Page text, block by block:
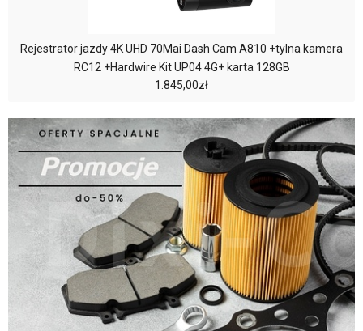
Rejestrator jazdy 4K UHD 70Mai Dash Cam A810 +tylna kamera
RC12 +Hardwire Kit UP04 4G+ karta 128GB
1.845,00zł